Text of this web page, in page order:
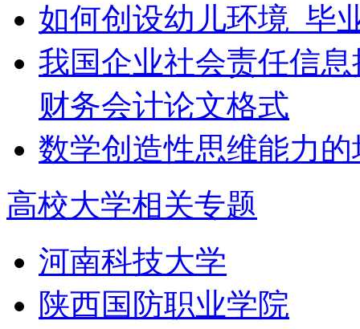
如何创设幼儿环境_毕
我国企业社会责任信
财务会计论文格式
数学创造性思维能力
高校大学相关专题
河南科技大学
陕西国防职业学院